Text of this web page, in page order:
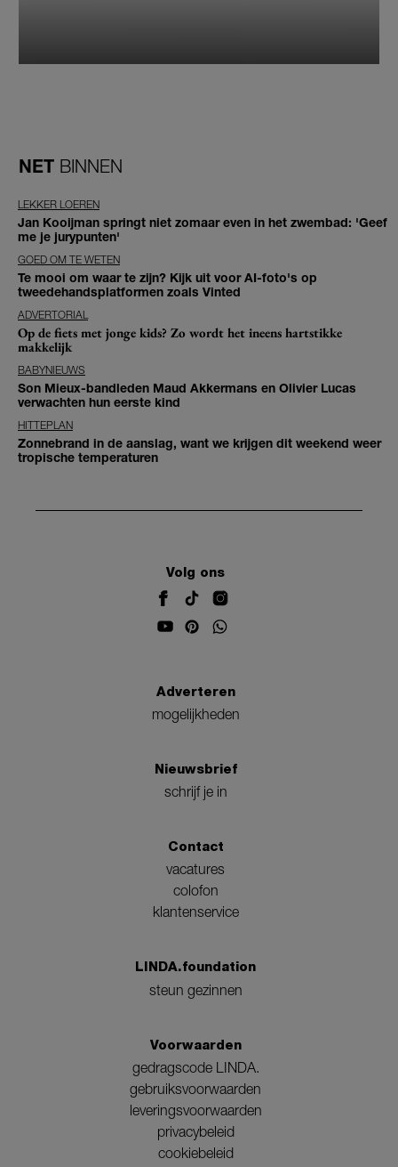
NET BINNEN
LEKKER LOEREN
Jan Kooijman springt niet zomaar even in het zwembad: 'Geef
me je jurypunten'
GOED OM TE WETEN
Te mooi om waar te zijn? Kijk uit voor AI-foto's op
tweedehandsplatformen zoals Vinted
ADVERTORIAL
Op de fiets met jonge kids? Zo wordt het ineens hartstikke
makkelijk
BABYNIEUWS
Son Mieux-bandleden Maud Akkermans en Olivier Lucas
verwachten hun eerste kind
HITTEPLAN
Zonnebrand in de aanslag, want we krijgen dit weekend weer
tropische temperaturen
Volg ons
Adverteren
mogelijkheden
Nieuwsbrief
schrijf je in
Contact
vacatures
colofon
klantenservice
LINDA.foundation
steun gezinnen
Voorwaarden
gedragscode LINDA.
gebruiksvoorwaarden
leveringsvoorwaarden
privacybeleid
cookiebeleid